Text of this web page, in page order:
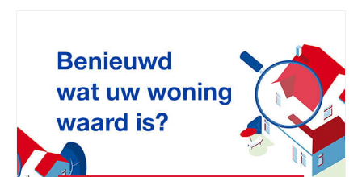
Maak een afspraak
REMAX Uw Makelaar
demakelaarsvan@remax.nl
023-2100700